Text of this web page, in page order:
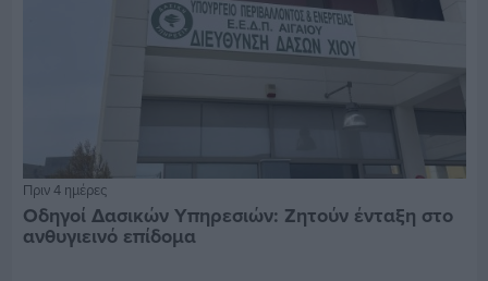
Πριν 4 ημέρες
Οδηγοί Δασικών Υπηρεσιών: Ζητούν ένταξη στο
ανθυγιεινό επίδομα